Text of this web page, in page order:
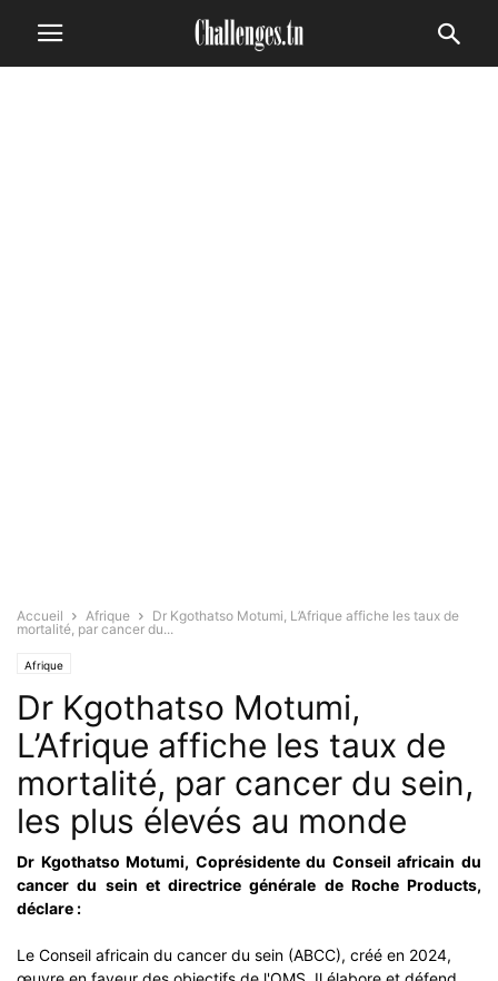
Accueil Afrique
Dr Kgothatso Motumi, L’Afrique affiche les taux de
mortalité, par cancer du...
Afrique
Dr Kgothatso Motumi,
L’Afrique affiche les taux de
mortalité, par cancer du sein,
les plus élevés au monde
Dr Kgothatso Motumi, Coprésidente du Conseil africain du
cancer du sein et directrice générale de Roche Products,
déclare :
Le Conseil africain du cancer du sein (ABCC), créé en 2024,